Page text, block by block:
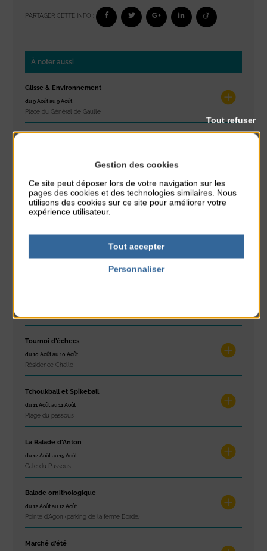
PARTAGER CETTE INFO :
À noter aussi
Glisse & Environnement
du 9 Août au 9 Août
Place du Général de Gaulle
Place du Général de Gaulle
Exposition « Itinéraires »
du 10 Août au 16 Août
Petit Office
Tournoi d’échecs
du 10 Août au 10 Août
Résidence Challe
Tchoukball et Spikeball
du 11 Août au 11 Août
Plage du passous
La Balade d’Anton
du 12 Août au 15 Août
Cale du Passous
Balade ornithologique
du 12 Août au 12 Août
Pointe d'Agon (parking de la ferme Borde)
Marché d’été
Gestion des cookies
Ce site peut déposer lors de votre navigation sur les
pages des cookies et des technologies similaires. Nous
utilisons des cookies sur ce site pour améliorer votre
expérience utilisateur.
Tout accepter
Tout refuser
Personnaliser